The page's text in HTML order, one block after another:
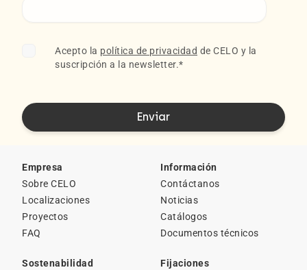
Acepto la política de privacidad de CELO y la
suscripción a la newsletter.*
Empresa
Sobre CELO
Localizaciones
Proyectos
FAQ
Información
Contáctanos
Noticias
Catálogos
Documentos técnicos
Sostenabilidad
Fijaciones